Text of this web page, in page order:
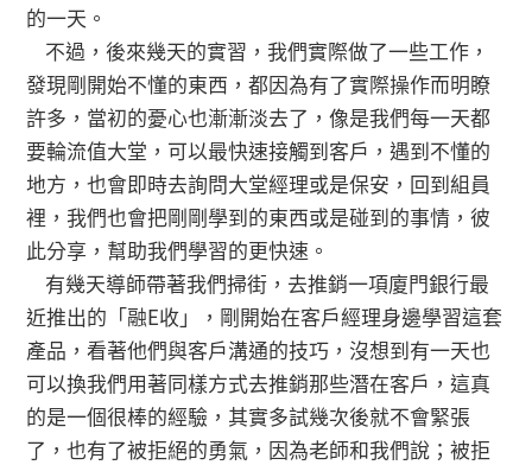
的一天。
不過，後來幾天的實習，我們實際做了一些工作，
發現剛開始不懂的東西，都因為有了實際操作而明瞭
許多，當初的憂心也漸漸淡去了，像是我們每一天都
要輪流值大堂，可以最快速接觸到客戶，遇到不懂的
地方，也會即時去詢問大堂經理或是保安，回到組員
裡，我們也會把剛剛學到的東西或是碰到的事情，彼
此分享，幫助我們學習的更快速。
有幾天導師帶著我們掃街，去推銷一項廈門銀行最
近推出的「融E收」，剛開始在客戶經理身邊學習這套
產品，看著他們與客戶溝通的技巧，沒想到有一天也
可以換我們用著同樣方式去推銷那些潛在客戶，這真
的是一個很棒的經驗，其實多試幾次後就不會緊張
了，也有了被拒絕的勇氣，因為老師和我們說；被拒